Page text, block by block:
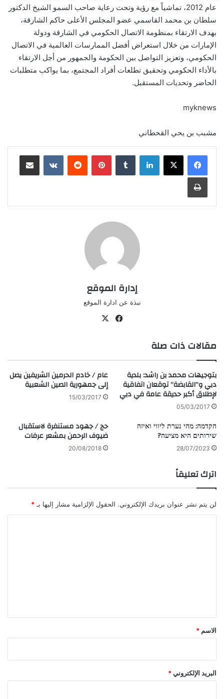
عام 2012، تماشياً مع رؤية وتحت رعاية صاحب السمو الشيخ الدكتور
سلطان بن محمد القاسمي عضو المجلس الأعلى حاكم الشارقة،
بهدف الارتقاء بمنظومة الاتصال الحكومي في الشارقة ودولة
الإمارات من خلال استعراض أفضل الممارسات العالمية في الاتصال
الحكومي، وتعزيز التواصل بين الحكومة والجمهور من أجل الارتقاء
بالأداء الحكومي وتحقيق تطلعات أفراد المجتمع، بما يواكب متطلبات
الحاضر وتحديات المستقبل.
myknews
مشبب بن يحي القحطاني
لينكدإن بينتيريست
إدارة الموقع
نبذة عن ادارة الموقع
في
مقالات ذات صلة
بتوجيهات محمد بن راشد: بلدية
دبي و”القابضة” توقعان اتفاقية
لإطلاق أكبر حديقة عامة في دبي
05/03/2017
عام / خادم الحرمين الشريفين يصل
إلى جمهورية الصين الشعبية
15/03/2017
הקדמה: מהי נערת ליווי ואיזה
שירותים היא מציעה?
28/07/2023
حج / جهود مستنفرة لاستقبال
ضيوف الرحمن بمشعر عرفات
20/08/2018
اترك تعليقاً
لن يتم نشر عنوان بريدك الإلكتروني. الحقول الإلزامية مشار إليها بـ *
*
الاسم *
البريد الإلكتروني *